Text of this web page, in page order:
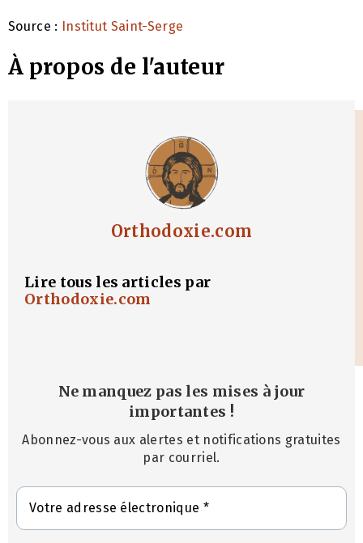
Source : Institut Saint-Serge
À propos de l'auteur
Orthodoxie.com
Lire tous les articles par
Orthodoxie.com
Ne manquez pas les mises à jour
importantes !
Abonnez-vous aux alertes et notifications gratuites
par courriel.